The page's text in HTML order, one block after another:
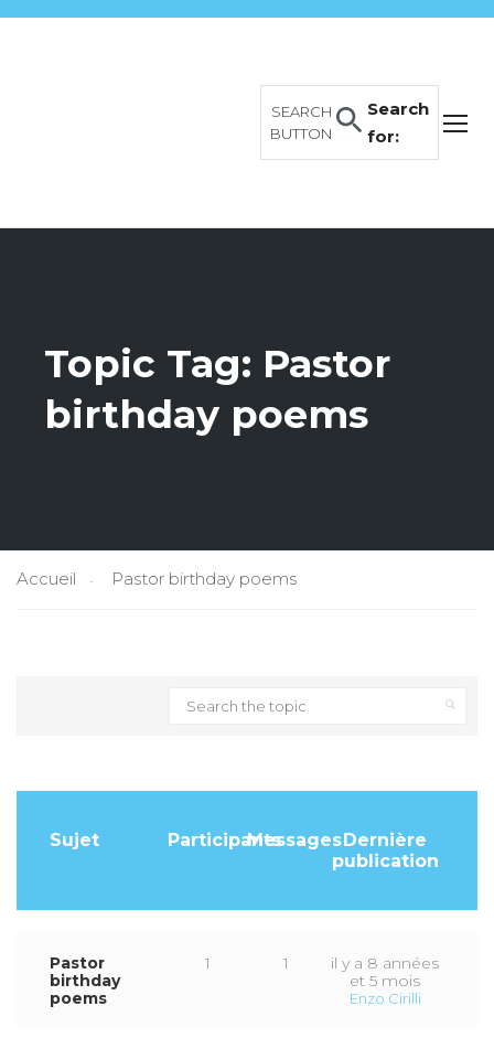
Search
for:
SEARCH
BUTTON
Topic Tag: Pastor
birthday poems
Accueil Pastor birthday poems
Sujet ParticipantsMessagesDernière
publication
Pastor
birthday
poems
1 1
il y a 8 années
et 5 mois
Enzo Cirilli